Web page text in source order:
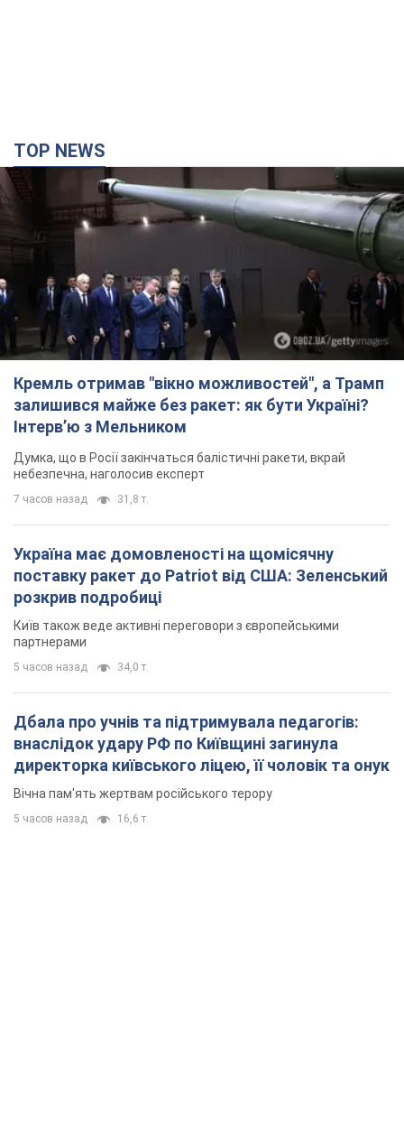
TOP NEWS
Кремль отримав "вікно можливостей", а Трамп
залишився майже без ракет: як бути Україні?
Інтерв’ю з Мельником
Думка, що в Росії закінчаться балістичні ракети, вкрай
небезпечна, наголосив експерт
7 часов назад 31,8 т.
Україна має домовленості на щомісячну
поставку ракет до Patriot від США: Зеленський
розкрив подробиці
Київ також веде активні переговори з європейськими
партнерами
5 часов назад 34,0 т.
Дбала про учнів та підтримувала педагогів:
внаслідок удару РФ по Київщині загинула
директорка київського ліцею, її чоловік та онук
Вічна пам'ять жертвам російського терору
5 часов назад 16,6 т.